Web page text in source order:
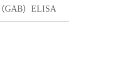
GAB）ELISA